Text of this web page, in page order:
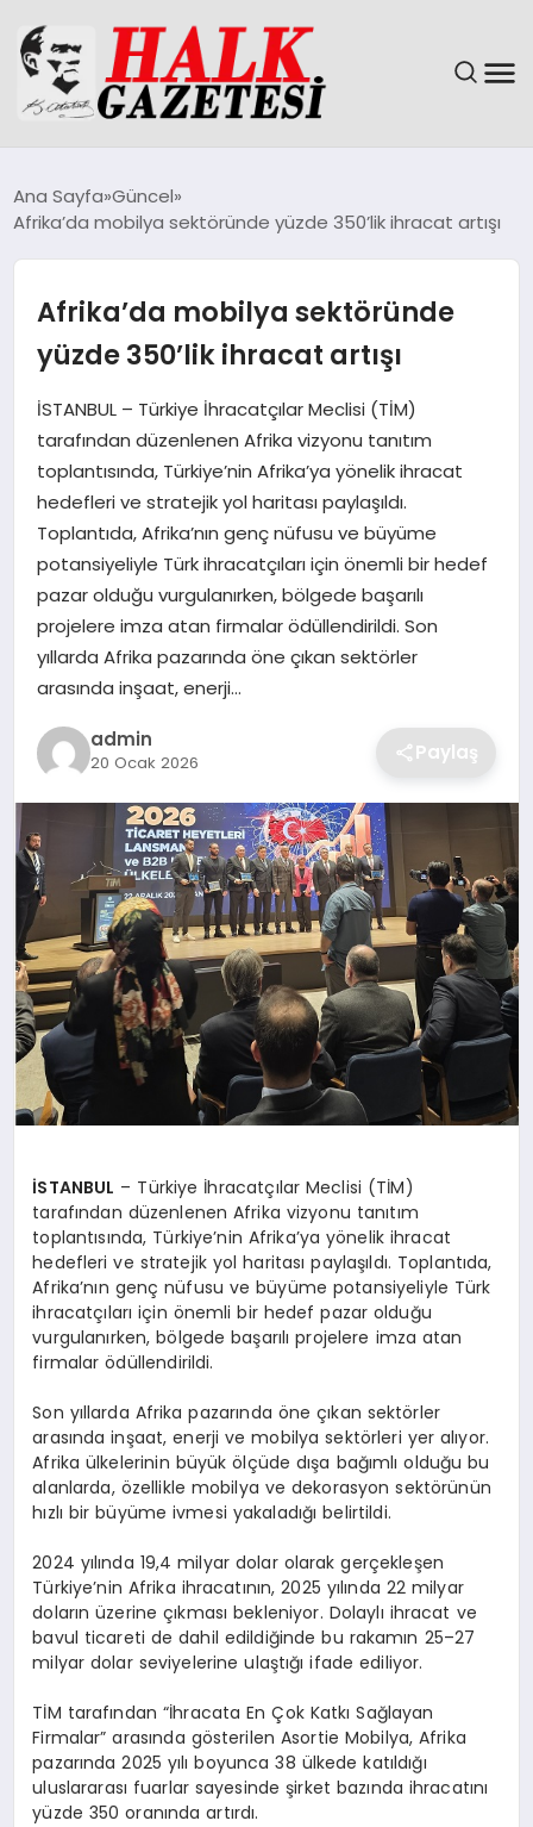
EĞITIM
EKONOMI
SAĞLIK
SIYASET
SPOR
TEKNOLOJI
YAŞAM
Ana Sayfa Güncel
Afrika’da mobilya sektöründe yüzde 350’lik ihracat artışı
Afrika’da mobilya sektöründe
yüzde 350’lik ihracat artışı
İSTANBUL – Türkiye İhracatçılar Meclisi (TİM)
tarafından düzenlenen Afrika vizyonu tanıtım
toplantısında, Türkiye’nin Afrika’ya yönelik ihracat
hedefleri ve stratejik yol haritası paylaşıldı.
Toplantıda, Afrika’nın genç nüfusu ve büyüme
potansiyeliyle Türk ihracatçıları için önemli bir hedef
pazar olduğu vurgulanırken, bölgede başarılı
projelere imza atan firmalar ödüllendirildi. Son
yıllarda Afrika pazarında öne çıkan sektörler
arasında inşaat, enerji…
admin
20 Ocak 2026 Paylaş
İSTANBUL – Türkiye İhracatçılar Meclisi (TİM)
tarafından düzenlenen Afrika vizyonu tanıtım
toplantısında, Türkiye’nin Afrika’ya yönelik ihracat
hedefleri ve stratejik yol haritası paylaşıldı. Toplantıda,
Afrika’nın genç nüfusu ve büyüme potansiyeliyle Türk
ihracatçıları için önemli bir hedef pazar olduğu
vurgulanırken, bölgede başarılı projelere imza atan
firmalar ödüllendirildi.
Son yıllarda Afrika pazarında öne çıkan sektörler
arasında inşaat, enerji ve mobilya sektörleri yer alıyor.
Afrika ülkelerinin büyük ölçüde dışa bağımlı olduğu bu
alanlarda, özellikle mobilya ve dekorasyon sektörünün
hızlı bir büyüme ivmesi yakaladığı belirtildi.
2024 yılında 19,4 milyar dolar olarak gerçekleşen
Türkiye’nin Afrika ihracatının, 2025 yılında 22 milyar
doların üzerine çıkması bekleniyor. Dolaylı ihracat ve
bavul ticareti de dahil edildiğinde bu rakamın 25–27
milyar dolar seviyelerine ulaştığı ifade ediliyor.
TİM tarafından “İhracata En Çok Katkı Sağlayan
Firmalar” arasında gösterilen Asortie Mobilya, Afrika
pazarında 2025 yılı boyunca 38 ülkede katıldığı
uluslararası fuarlar sayesinde şirket bazında ihracatını
yüzde 350 oranında artırdı.